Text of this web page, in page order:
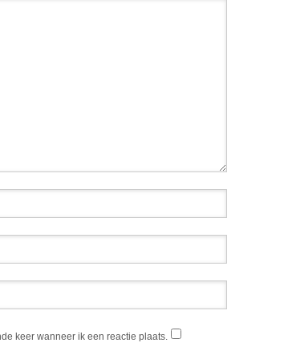
keer wanneer ik een reactie plaats.